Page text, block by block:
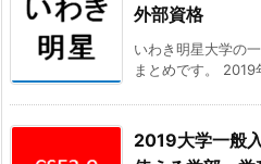
外部資格
いわき明星大学の
まとめです。
2019大学一般